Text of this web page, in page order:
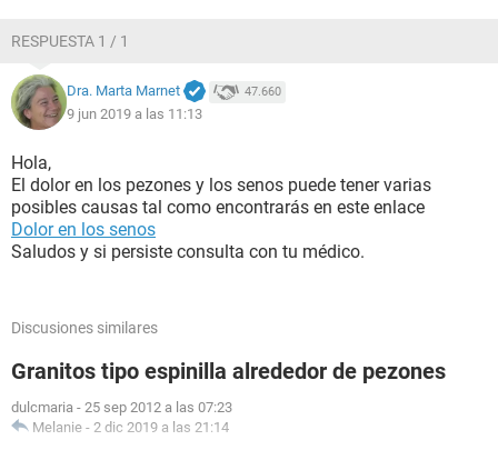
RESPUESTA 1 / 1
Dra. Marta Marnet 47.660
9 jun 2019 a las 11:13
Hola,
El dolor en los pezones y los senos puede tener varias
posibles causas tal como encontrarás en este enlace
Dolor en los senos
Saludos y si persiste consulta con tu médico.
Discusiones similares
Granitos tipo espinilla alrededor de pezones
dulcmaria - 25 sep 2012 a las 07:23
Melanie - 2 dic 2019 a las 21:14